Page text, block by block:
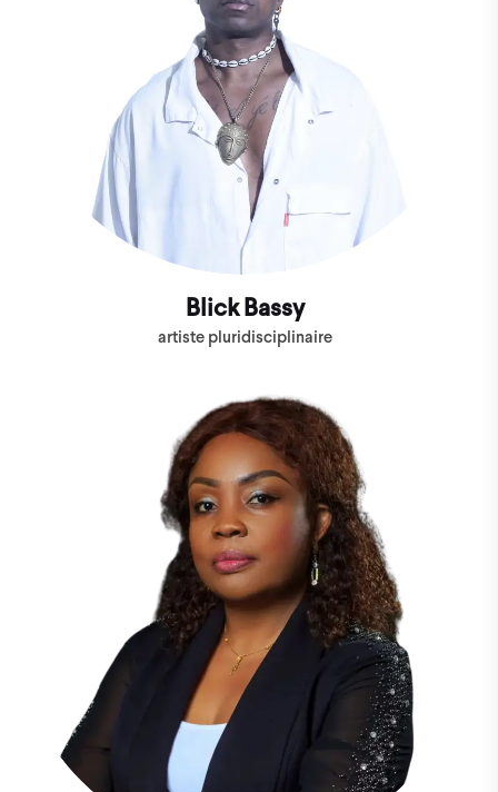
Blick Bassy
artiste pluridisciplinaire